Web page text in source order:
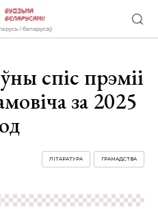
спіс прэміі
за 2025
ГРАМАДСТВА
ЛІТАРАТУРА